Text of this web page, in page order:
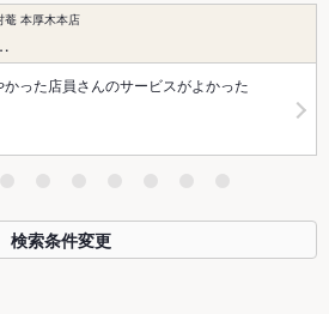
菴 本厚木本店
った店員さんのサービスがよかった
検索条件変更